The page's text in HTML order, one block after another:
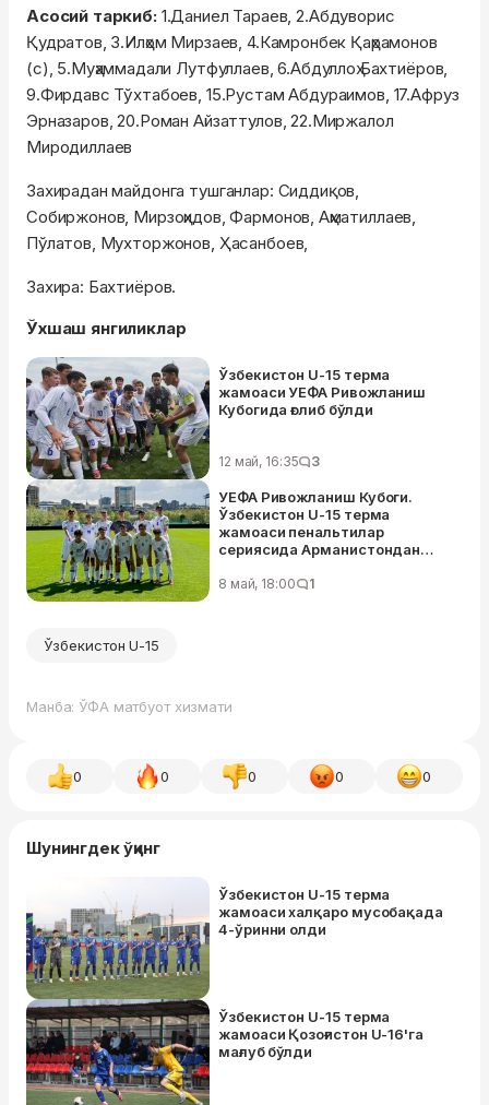
Асосий таркиб: 1.Даниел Тараев, 2.Абдуворис
Қудратов, 3.Илҳом Мирзаев, 4.Камронбек Қаҳрамонов
(с), 5.Муҳаммадали Лутфуллаев, 6.Абдуллоҳ Бахтиёров,
9.Фирдавс Тўхтабоев, 15.Рустам Абдураимов, 17.Афруз
Эрназаров, 20.Роман Айзаттулов, 22.Миржалол
Миродиллаев
Захирадан майдонга тушганлар: Сиддиқов,
Собиржонов, Мирзоҳидов, Фармонов, Аҳматиллаев,
Пўлатов, Мухторжонов, Ҳасанбоев,
Захира: Бахтиёров.
Ўхшаш янгиликлар
Ўзбекистон U-15 терма
жамоаси УEФА Ривожланиш
Кубогида ғолиб бўлди
12 май, 16:35 3
УЕФА Ривожланиш Кубоги.
Ўзбекистон U-15 терма
жамоаси пенальтилар
сериясида Арманистондан
8 май, 18:00 1
Ўзбекистон U-15
Манба: ЎФА матбуот хизмати
0 0 0 0 0
Шунингдек ўқинг
Ўзбекистон U-15 терма
жамоаси халқаро мусобақада
4-ўринни олди
Ўзбекистон U-15 терма
жамоаси Қозоғистон U-16'га
мағлуб бўлди